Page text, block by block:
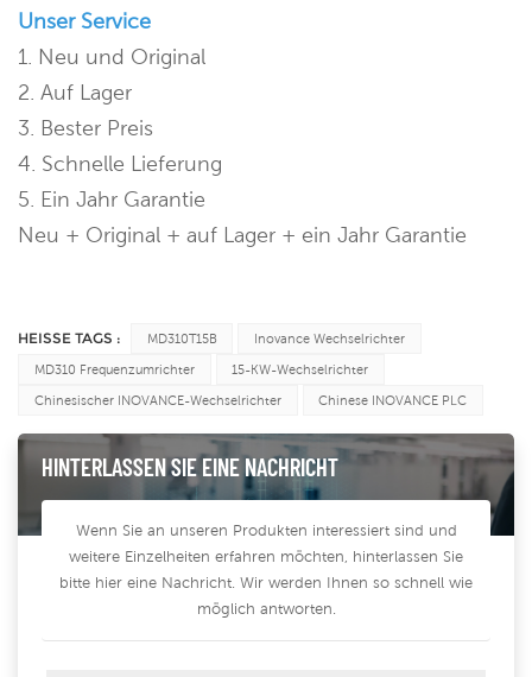
Unser Service
1. Neu und Original
2. Auf Lager
3. Bester Preis
4. Schnelle Lieferung
5. Ein Jahr Garantie
Neu + Original + auf Lager + ein Jahr Garantie
HEISSE TAGS : MD310T15B Inovance Wechselrichter
MD310 Frequenzumrichter 15-KW-Wechselrichter
Chinesischer INOVANCE-Wechselrichter Chinese INOVANCE PLC
HINTERLASSEN SIE EINE NACHRICHT
Wenn Sie an unseren Produkten interessiert sind und
weitere Einzelheiten erfahren möchten, hinterlassen Sie
bitte hier eine Nachricht. Wir werden Ihnen so schnell wie
möglich antworten.